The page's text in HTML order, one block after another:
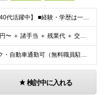
【20代・30代・40代活躍中】 ■経験・学歴は一切不問 ■普通自動車免許※AT限定の方も応募OK！ 前職がタクシー、トラックなどの ドライバー経験者はもちろん、 全くの異業種からスタートした先輩も
■月給21万1,000円〜 ＋ 諸手当 ＋ 残業代 ＋ 交通費 ※上記はあくまでスタート時の基本給です ※残業代は別途全額支給します ※試用期間6ヶ月あり（期間中の待遇変更なし） 【資格取得後（入社
【自転車・バイク・自動車通勤可（無料職員駐車場あり）】 ◎桜や新緑の美しい自然豊かな環境 ◆神奈川県相模原市緑区日連1608 (変更の範囲)上記を除く当社関連勤務地
検討中に入れる